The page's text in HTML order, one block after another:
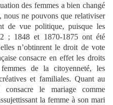
des femmes a bien changé
nous ne pouvons que relativiser
de vue politique, puisque les
; 1848 et 1870-1875 ont été
n’obtinrent le droit de vote
consacre en effet les droits
de la citoyenneté, les
et familiales. Quant au
le mariage comme
la femme à son mari